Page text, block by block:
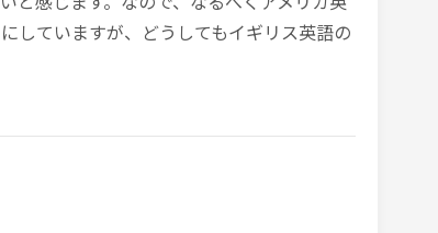
していますが、どうしてもイギリス英語の